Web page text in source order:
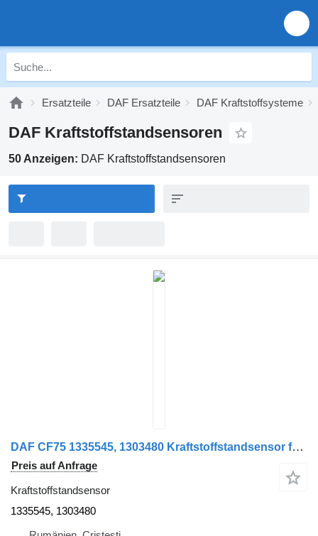
Ersatzteile DAF Ersatzteile DAF Kraftstoffsysteme
DAF Kraftstoffstandsensoren
50 Anzeigen: DAF Kraftstoffstandsensoren
DAF CF75 1335545, 1303480 Kraftstoffstandsensor für DAF LKW
Preis auf Anfrage
Kraftstoffstandsensor
1335545, 1303480